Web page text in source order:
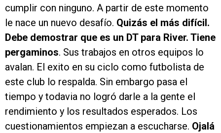
cumplir con ninguno. A partir de este momento
le nace un nuevo desafío. Quizás el más difícil.
Debe demostrar que es un DT para River. Tiene
pergaminos. Sus trabajos en otros equipos lo
avalan. El exito en su ciclo como futbolista de
este club lo respalda. Sin embargo pasa el
tiempo y todavia no logró darle a la gente el
rendimiento y los resultados esperados. Los
cuestionamientos empiezan a escucharse. Ojalá